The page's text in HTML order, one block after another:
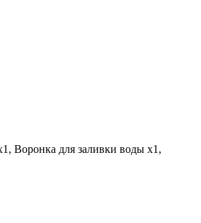
Воронка для заливки воды х1,